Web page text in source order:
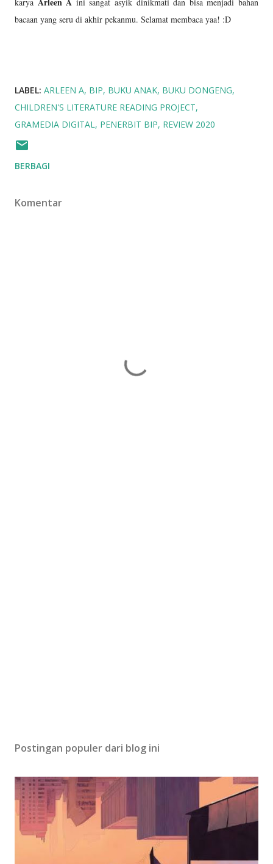
karya
ini sangat asyik dinikmati dan bisa menjadi bahan
bacaan yang seru di akhir pekanmu. Selamat membaca yaa! :D
LABEL: ARLEEN A BIP BUKU ANAK BUKU DONGENG
CHILDREN'S LITERATURE READING PROJECT
GRAMEDIA DIGITAL PENERBIT BIP REVIEW 2020
BERBAGI
Komentar
Postingan populer dari blog ini